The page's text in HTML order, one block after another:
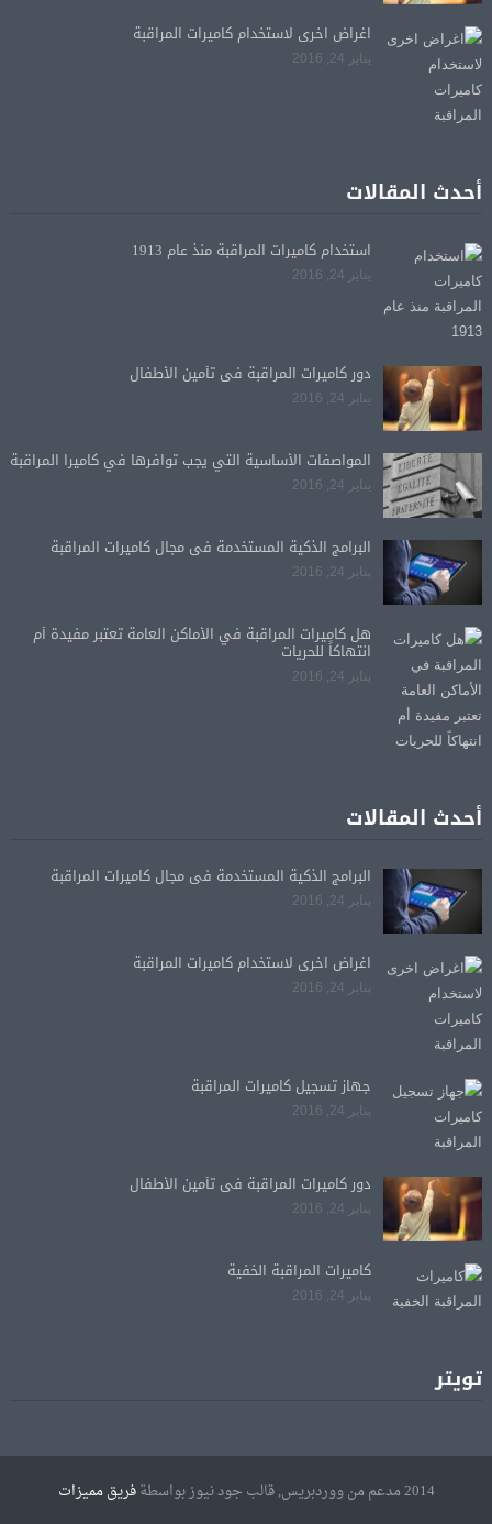
اغراض اخرى لاستخدام كاميرات المراقبة
يناير 24, 2016
أحدث المقالات
استخدام كاميرات المراقبة منذ عام 1913
يناير 24, 2016
دور كاميرات المراقبة فى تأمين الأطفال
يناير 24, 2016
المواصفات الأساسية التي يجب توافرها في كاميرا المراقبة
يناير 24, 2016
البرامج الذكية المستخدمة فى مجال كاميرات المراقبة
يناير 24, 2016
هل كاميرات المراقبة في الأماكن العامة تعتبر مفيدة أم
انتهاكاً للحريات
يناير 24, 2016
أحدث المقالات
البرامج الذكية المستخدمة فى مجال كاميرات المراقبة
يناير 24, 2016
اغراض اخرى لاستخدام كاميرات المراقبة
يناير 24, 2016
جهاز تسجيل كاميرات المراقبة
يناير 24, 2016
دور كاميرات المراقبة فى تأمين الأطفال
يناير 24, 2016
كاميرات المراقبة الخفية
يناير 24, 2016
تويتر
2014 مدعم من ووردبريس, قالب جود نيوز بواسطة فريق مميزات